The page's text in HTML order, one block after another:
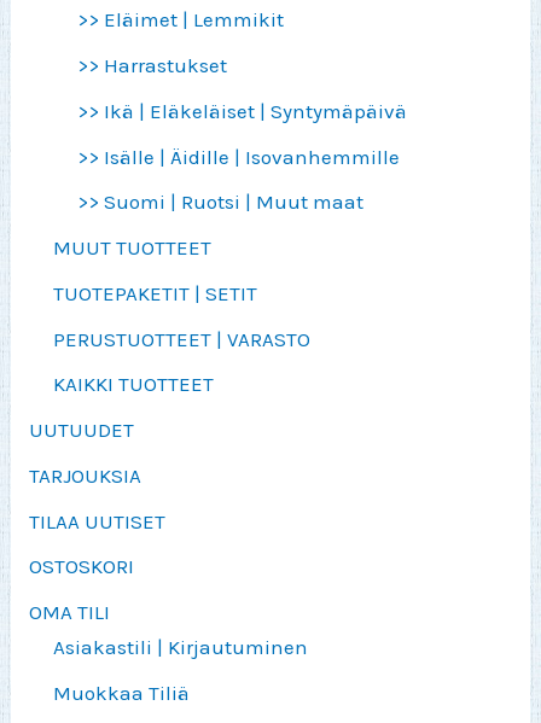
>> Eläimet | Lemmikit
>> Harrastukset
>> Ikä | Eläkeläiset | Syntymäpäivä
>> Isälle | Äidille | Isovanhemmille
>> Suomi | Ruotsi | Muut maat
MUUT TUOTTEET
TUOTEPAKETIT | SETIT
PERUSTUOTTEET | VARASTO
KAIKKI TUOTTEET
UUTUUDET
TARJOUKSIA
TILAA UUTISET
OSTOSKORI
OMA TILI
Asiakastili | Kirjautuminen
Muokkaa Tiliä